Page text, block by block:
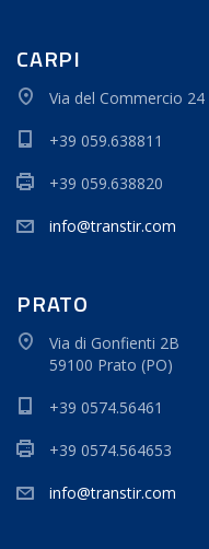
CARPI
Via del Commercio
+39 059.638811
+39 059.638820
info@transtir.com
PRATO
Via di Gonfienti 2B
59100 Prato (PO)
+39 0574.56461
+39 0574.564653
info@transtir.com